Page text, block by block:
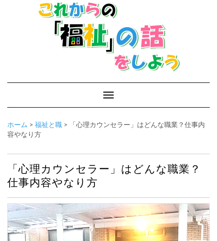
Toggle
Navigation
ホーム > 福祉と職 >
「心理カウンセラー」はどんな職業？仕事内
容やなり方
「心理カウンセラー」はどんな職業？
仕事内容やなり方